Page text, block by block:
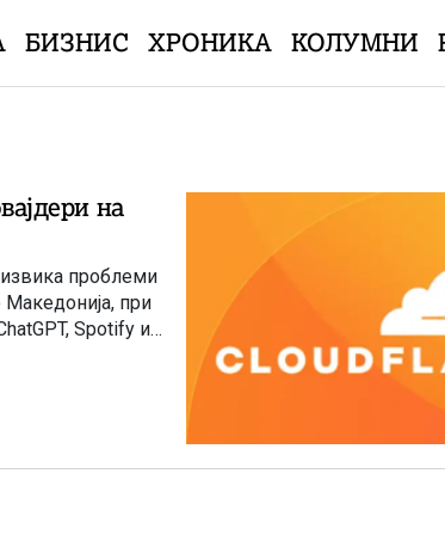
БИЗНИС ХРОНИКА КОЛУМНИ
на
проблеми
при
Spotify и